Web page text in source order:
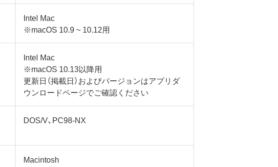
Intel Mac
※macOS 10.9 ~ 10.12用
Intel Mac
※macOS 10.13以降用
更新日（掲載日）およびバージョンはアプリダ
ウンロードページでご確認ください
DOS/V、PC98-NX
Macintosh